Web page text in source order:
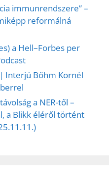
immunrendszere” –
reformálná
a Hell–Forbes per
Interjú Bőhm Kornél
a NER-től –
a Blikk éléről történt